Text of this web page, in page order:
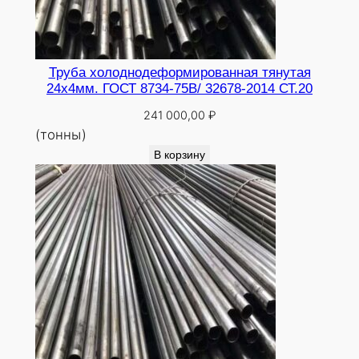
Труба холоднодеформированная тянутая
24х4мм. ГОСТ 8734-75В/ 32678-2014 СТ.20
241 000,00 ₽
(тонны)
В корзину